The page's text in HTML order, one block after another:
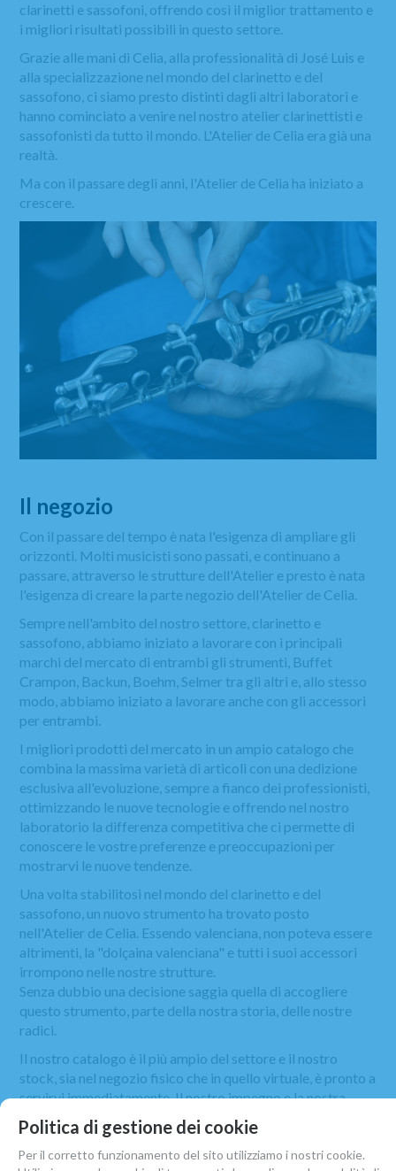
clarinetti e sassofoni, offrendo così il miglior trattamento e
i migliori risultati possibili in questo settore.
Grazie alle mani di Celia, alla professionalità di José Luis e
alla specializzazione nel mondo del clarinetto e del
sassofono, ci siamo presto distinti dagli altri laboratori e
hanno cominciato a venire nel nostro atelier clarinettisti e
sassofonisti da tutto il mondo. L'Atelier de Celia era già una
realtà.
Ma con il passare degli anni, l'Atelier de Celia ha iniziato a
crescere.
Il negozio
Con il passare del tempo è nata l'esigenza di ampliare gli
orizzonti. Molti musicisti sono passati, e continuano a
passare, attraverso le strutture dell'Atelier e presto è nata
l'esigenza di creare la parte negozio dell'Atelier de Celia.
Sempre nell'ambito del nostro settore, clarinetto e
sassofono, abbiamo iniziato a lavorare con i principali
marchi del mercato di entrambi gli strumenti, Buffet
Crampon, Backun, Boehm, Selmer tra gli altri e, allo stesso
modo, abbiamo iniziato a lavorare anche con gli accessori
per entrambi.
I migliori prodotti del mercato in un ampio catalogo che
combina la massima varietà di articoli con una dedizione
esclusiva all'evoluzione, sempre a fianco dei professionisti,
ottimizzando le nuove tecnologie e offrendo nel nostro
laboratorio la differenza competitiva che ci permette di
conoscere le vostre preferenze e preoccupazioni per
mostrarvi le nuove tendenze.
Una volta stabilitosi nel mondo del clarinetto e del
sassofono, un nuovo strumento ha trovato posto
nell'Atelier de Celia. Essendo valenciana, non poteva essere
altrimenti, la "dolçaina valenciana" e tutti i suoi accessori
irrompono nelle nostre strutture.
Senza dubbio una decisione saggia quella di accogliere
questo strumento, parte della nostra storia, delle nostre
radici.
Il nostro catalogo è il più ampio del settore e il nostro
stock, sia nel negozio fisico che in quello virtuale, è pronto a
servirvi immediatamente. Il nostro impegno e la nostra
illusione è di essere al vostro fianco e le vostre esigenze
sono la nostra sfida.
Continuiamo a lavorare giorno per giorno per offrirvi il
Politica di gestione dei cookie
Per il corretto funzionamento del sito utilizziamo i nostri cookie.